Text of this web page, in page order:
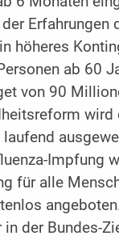
Erfahrungen
höheres
ab 60
von 90
Impfung
für alle
der Bundes-